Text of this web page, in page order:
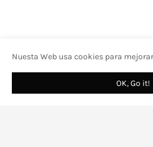
Nuesta Web usa cookies para
OK, Go it!